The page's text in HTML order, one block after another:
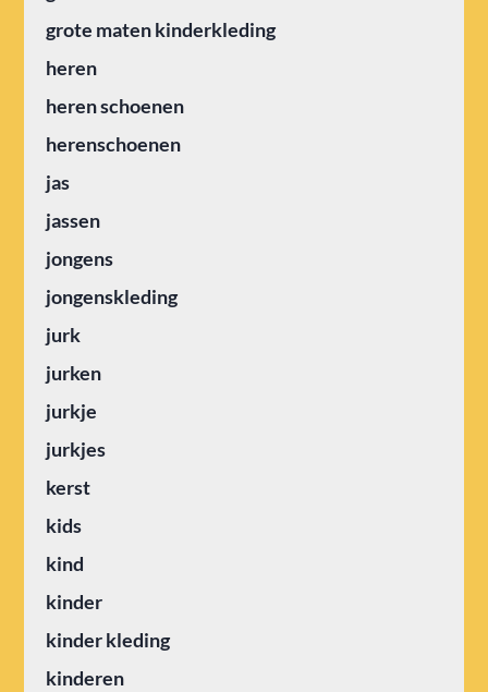
grote maten kinderkleding
heren
heren schoenen
herenschoenen
jas
jassen
jongens
jongenskleding
jurk
jurken
jurkje
jurkjes
kerst
kids
kind
kinder
kinder kleding
kinderen